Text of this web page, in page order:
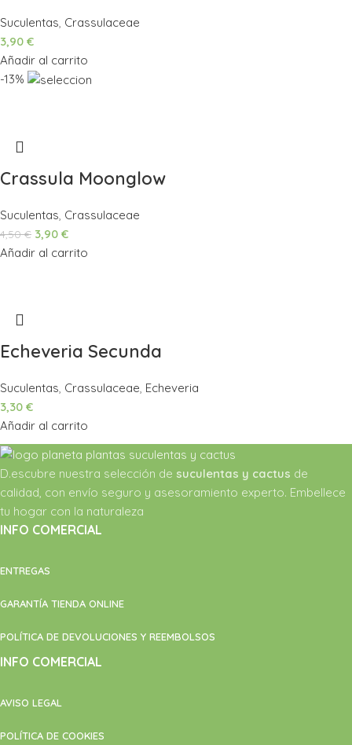
Suculentas, Crassulaceae
3,90 €
Añadir al carrito
-13%
Crassula Moonglow
Suculentas, Crassulaceae
4,50€ 3,90 €
Añadir al carrito
Echeveria Secunda
Suculentas, Crassulaceae, Echeveria
3,30 €
Añadir al carrito
D.escubre nuestra selección de suculentas y cactus de
calidad, con envío seguro y asesoramiento experto. Embellece
tu hogar con la naturaleza
INFO COMERCIAL
ENTREGAS
GARANTÍA TIENDA ONLINE
POLÍTICA DE DEVOLUCIONES Y REEMBOLSOS
INFO COMERCIAL
AVISO LEGAL
POLÍTICA DE COOKIES